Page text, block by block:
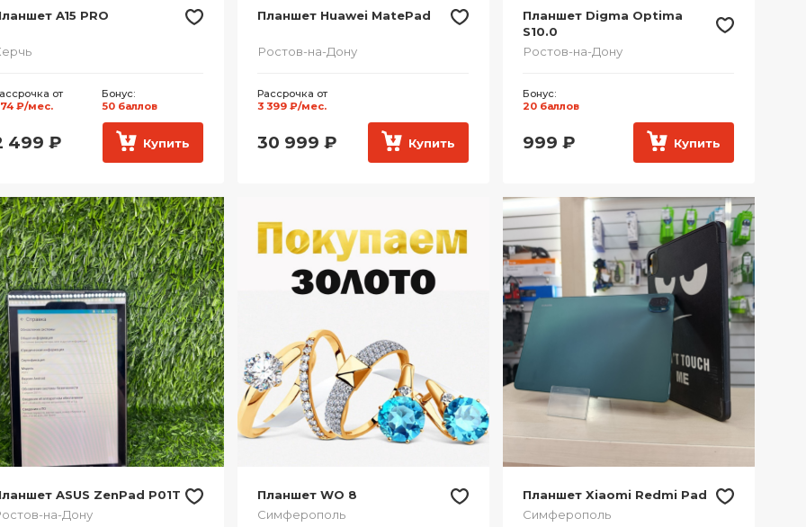
A15 PRO
от
₽/мес.
Бонус:
50 баллов
499 ₽ Купить
Планшет Huawei MatePad
Ростов-на-Дону
Рассрочка от
3 399 ₽/мес.
30 999 ₽ Купить
Планшет Digma Optima
S10.0
Ростов-на-Дону
Бонус:
20 баллов
999 ₽ Купить
ASUS ZenPad P01T
на-Дону
Планшет WO 8
Симферополь
Планшет Xiaomi Redmi Pad
Симферополь